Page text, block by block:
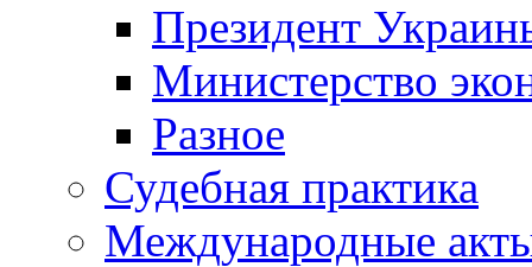
Президент
Министерство
Разное
Судебная практика
Международные